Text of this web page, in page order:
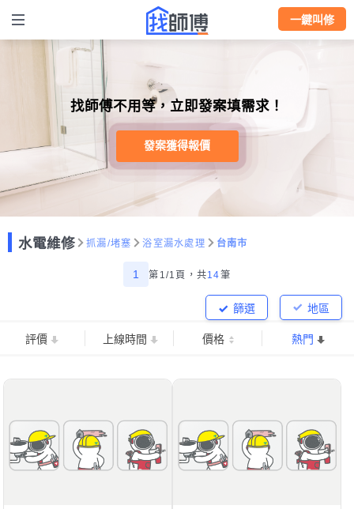
一鍵叫修
找師傅不用等，立即發案填需求！
發案獲得報價
水電維修 抓漏/堵塞 浴室漏水處理 台南市
1 第1/1頁， 共14筆
地區
篩選
評價 上線時間 價格 熱門